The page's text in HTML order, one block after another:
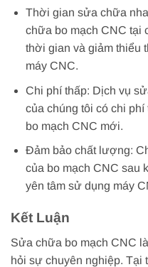
Thời gian sửa chữa
chữa bo mạch CNC tại
thời gian và giảm thiểu
máy CNC.
Chi phí thấp: Dịch vụ
của chúng tôi có chi
bo mạch CNC mới.
Đảm bảo chất lượng:
của bo mạch CNC sau
yên tâm sử dụng máy
Kết Luận
Sửa chữa bo mạch CNC
hỏi sự chuyên nghiệp. Tại